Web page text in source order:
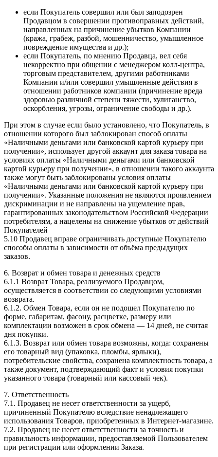
если Покупатель совершил или был заподозрен
Продавцом в совершении противоправных действий,
направленных на причинение убытков Компании
(кража, грабеж, разбой, мошенничество, умышленное
повреждение имущества и др.);
если Покупатель, по мнению Продавца, вел себя
некорректно при общении с менеджером колл-центра,
торговым представителем, другими работниками
Компании и/или совершил умышленные действия в
отношении работников компании (причинение вреда
здоровью различной степени тяжести, хулиганство,
оскорбления, угрозы, ограничение свободы и др.).
При этом в случае если было установлено, что Покупатель, в
отношении которого был заблокирован способ оплаты
«Наличными деньгами или банковской картой курьеру при
получении», использует другой аккаунт для заказа товара на
условиях оплаты «Наличными деньгами или банковской
картой курьеру при получении», в отношении такого аккаунта
также могут быть заблокированы условия оплаты
«Наличными деньгами или банковской картой курьеру при
получении». Указанные положения не являются проявлением
дискриминации и не направлены на ущемление прав,
гарантированных законодательством Российской Федерации
потребителям, а нацелены на снижение убытков от действий
Покупателей
5.10 Продавец вправе ограничивать доступные Покупателю
способы оплаты в зависимости от объёма предыдущих
заказов.
6. Возврат и обмен товара и денежных средств
6.1.1 Возврат Товара, реализуемого Продавцом,
осуществляется в соответствии со следующими условиями
возврата.
6.1.2. Обмен Товара, если он не подошел Покупателю по
форме, габаритам, фасону, расцветке, размеру или
комплектации возможен в срок обмена — 14 дней, не считая
дня покупки.
6.1.3. Возврат или обмен товара возможны, когда: сохранены
его товарный вид (упаковка, пломбы, ярлыки),
потребительские свойства, сохранена комплектность товара, а
также документ, подтверждающий факт и условия покупки
указанного товара (товарный или кассовый чек).
7. Ответственность
7.1. Продавец не несет ответственности за ущерб,
причиненный Покупателю вследствие ненадлежащего
использования Товаров, приобретенных в Интернет-магазине.
7.2. Продавец не несет ответственности за точность и
правильность информации, предоставляемой Пользователем
при регистрации или оформлении Заказа.